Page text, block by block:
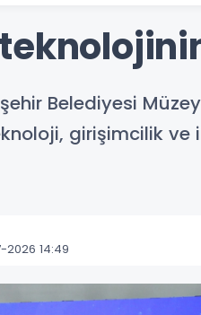
Belediyesi
girişimcilik
14:49